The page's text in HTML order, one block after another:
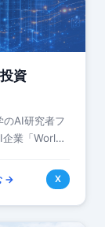
資
AI研究者フ
企業「World
→ X